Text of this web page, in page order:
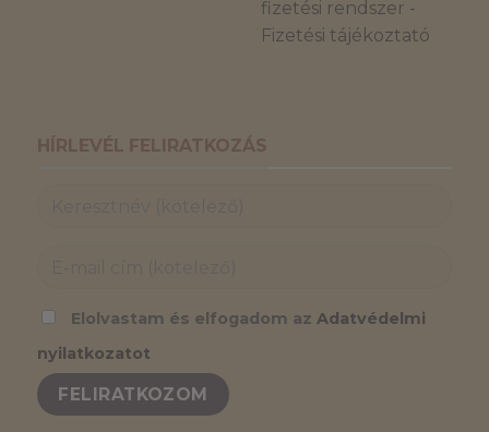
fizetési rendszer -
Fizetési tájékoztató
HÍRLEVÉL FELIRATKOZÁS
Elolvastam és elfogadom az Adatvédelmi
nyilatkozatot